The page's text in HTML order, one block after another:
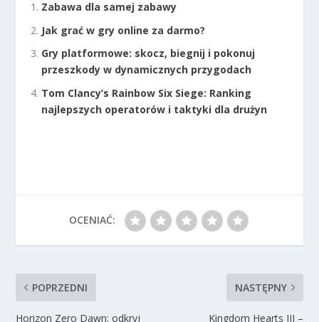
Zabawa dla samej zabawy
Jak grać w gry online za darmo?
Gry platformowe: skocz, biegnij i pokonuj
przeszkody w dynamicznych przygodach
Tom Clancy’s Rainbow Six Siege: Ranking
najlepszych operatorów i taktyki dla drużyn
OCENIAĆ:
POPRZEDNI
Horizon Zero Dawn: odkryj
NASTĘPNY
Kingdom Hearts III –